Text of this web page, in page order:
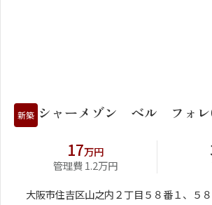
新築 シャーメゾン ベル フォレ
17万円
管理費 1.2万円
大阪市住吉区山之内２丁目５８番１、５